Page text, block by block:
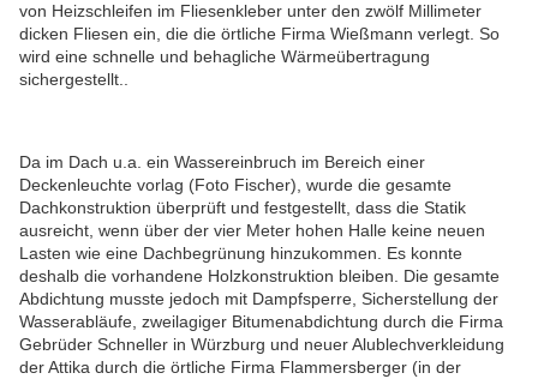
von Heizschleifen im Fliesenkleber unter den zwölf Millimeter
dicken Fliesen ein, die die örtliche Firma Wießmann verlegt. So
wird eine schnelle und behagliche Wärmeübertragung
sichergestellt..
Da im Dach u.a. ein Wassereinbruch im Bereich einer
Deckenleuchte vorlag (Foto Fischer), wurde die gesamte
Dachkonstruktion überprüft und festgestellt, dass die Statik
ausreicht, wenn über der vier Meter hohen Halle keine neuen
Lasten wie eine Dachbegrünung hinzukommen. Es konnte
deshalb die vorhandene Holzkonstruktion bleiben. Die gesamte
Abdichtung musste jedoch mit Dampfsperre, Sicherstellung der
Wasserabläufe, zweilagiger Bitumenabdichtung durch die Firma
Gebrüder Schneller in Würzburg und neuer Alublechverkleidung
der Attika durch die örtliche Firma Flammersberger (in der